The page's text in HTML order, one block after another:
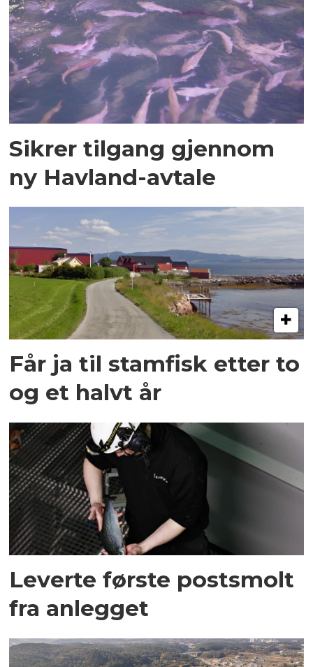
Sikrer tilgang gjennom
ny Havland-avtale
Får ja til stamfisk etter to
og et halvt år
Leverte første postsmolt
fra anlegget